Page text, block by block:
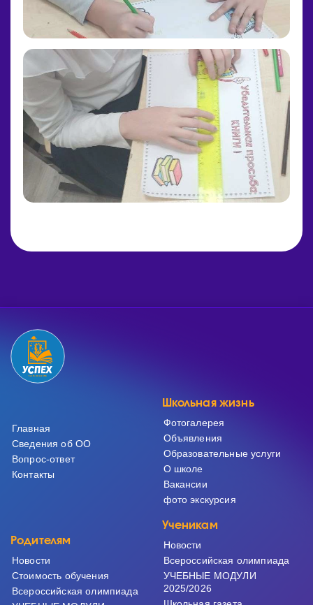
Главная
Сведения об ОО
Вопрос-ответ
Контакты
Школьная жизнь
Фотогалерея
Объявления
Образовательные услуги
О школе
Вакансии
фото экскурсия
Родителям
Новости
Cтоимость обучения
Всероссийская олимпиада
Ученикам
Новости
Всероссийская олимпиада
УЧЕБНЫЕ МОДУЛИ
2025/2026